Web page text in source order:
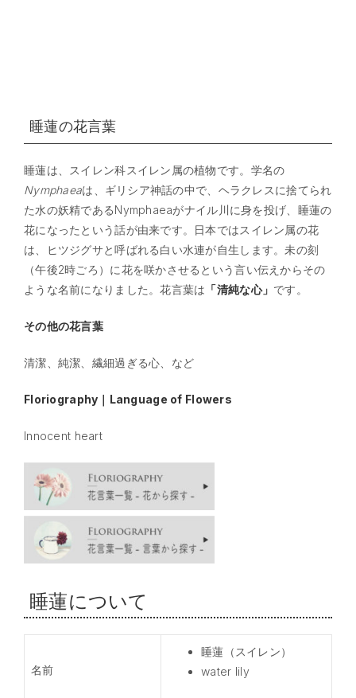
睡蓮の花言葉
睡蓮は、スイレン科スイレン属の植物です。学名の
Nymphaeaは、ギリシア神話の中で、ヘラクレスに捨てられ
た水の妖精であるNymphaeaがナイル川に身を投げ、睡蓮の
花になったという話が由来です。日本ではスイレン属の花
は、ヒツジグサと呼ばれる白い水連が自生します。未の刻
（午後2時ごろ）に花を咲かさせるという言い伝えからその
ような名前になりました。花言葉は 「清純な心」 です。
その他の花言葉
清潔、純潔、繊細過ぎる心、など
Floriography｜Language of Flowers
Innocent heart
睡蓮について
名前
睡蓮（スイレン）
water lily